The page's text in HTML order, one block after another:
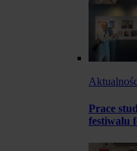
Prace
festiwalu